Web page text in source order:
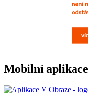
Mobilní aplikace